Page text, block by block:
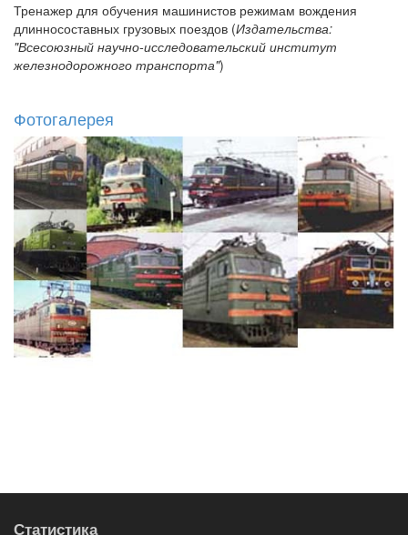
Тренажер для обучения машинистов режимам вождения
длинносоставных грузовых поездов (Издательства:
"Всесоюзный научно-исследовательский институт
железнодорожного транспорта")
Фотогалерея
Статистика